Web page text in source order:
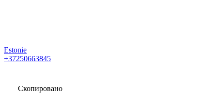
Estonie
+37250663845
Скопировано